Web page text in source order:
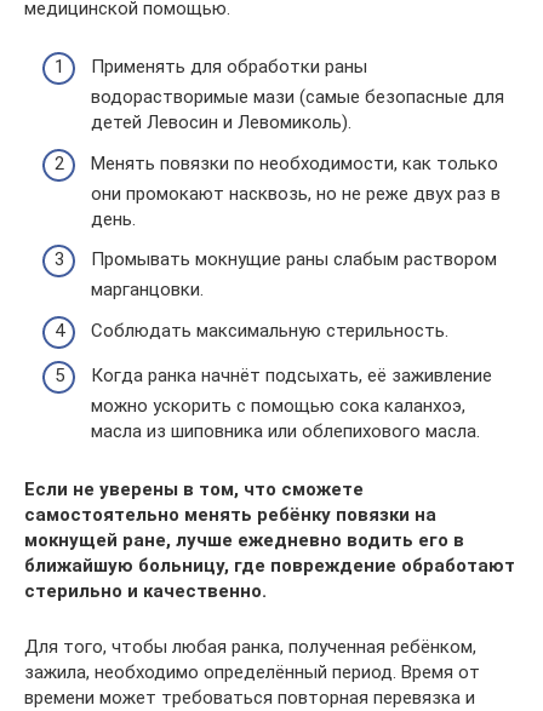
медицинской помощью.
Применять для обработки раны
водорастворимые мази (самые безопасные для
детей Левосин и Левомиколь).
Менять повязки по необходимости, как только
они промокают насквозь, но не реже двух раз в
день.
Промывать мокнущие раны слабым раствором
марганцовки.
Соблюдать максимальную стерильность.
Когда ранка начнёт подсыхать, её заживление
можно ускорить с помощью сока каланхоэ,
масла из шиповника или облепихового масла.
Если не уверены в том, что сможете
самостоятельно менять ребёнку повязки на
мокнущей ране, лучше ежедневно водить его в
ближайшую больницу, где повреждение обработают
стерильно и качественно.
Для того, чтобы любая ранка, полученная ребёнком,
зажила, необходимо определённый период. Время от
времени может требоваться повторная перевязка и